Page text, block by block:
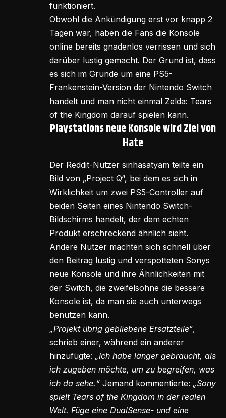
funktioniert.
Obwohl die Ankündigung erst vor knapp 2
Tagen war, haben die Fans die Konsole
online bereits gnadenlos verrissen und sich
darüber lustig gemacht. Der Grund ist, dass
es sich im Grunde um eine PS5-
Frankenstein-Version der Nintendo Switch
handelt und man nicht einmal Zelda: Tears
of the Kingdom darauf spielen kann.
Playstations neue Konsole wird Ziel von
Hate
Der Reddit-Nutzer sinhasatyam teilte ein
Bild von „Project Q“, bei dem es sich in
Wirklichkeit um zwei PS5-Controller auf
beiden Seiten eines Nintendo Switch-
Bildschirms handelt, der dem echten
Produkt erschreckend ähnlich sieht.
Andere Nutzer machten sich schnell über
den Beitrag lustig und verspotteten Sonys
neue Konsole und ihre Ähnlichkeiten mit
der Switch, die zweifelsohne die bessere
Konsole ist, da man sie auch unterwegs
benutzen kann.
„Projekt übrig gebliebene Ersatzteile“,
schrieb einer, während ein anderer
hinzufügte: „Ich habe länger gebraucht, als
ich zugeben möchte, um zu begreifen, was
ich da sehe.“ Jemand kommentierte: „Sony
spielt Tears of the Kingdom in der realen
Welt. Füge eine DualSense- und eine